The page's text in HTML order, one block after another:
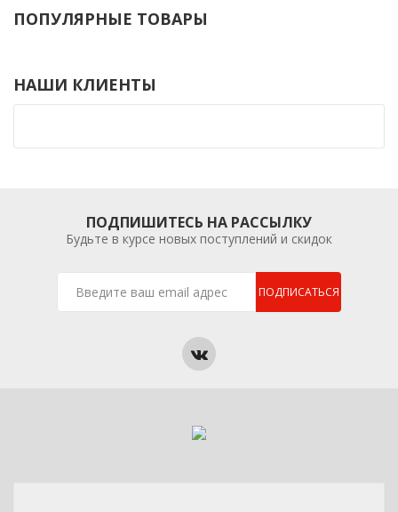
ПОПУЛЯРНЫЕ ТОВАРЫ
НАШИ КЛИЕНТЫ
ПОДПИШИТЕСЬ НА РАССЫЛКУ
Будьте в курсе новых поступлений и скидок
ПОДПИСАТЬСЯ